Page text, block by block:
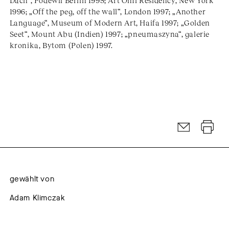
1996; „Off the peg, off the wall“, London 1997; „Another
Language“, Museum of Modern Art, Haifa 1997; „Golden
Seet“, Mount Abu (Indien) 1997; „pneumaszyna“, galerie
kronika, Bytom (Polen) 1997.
gewählt von
Adam Klimczak